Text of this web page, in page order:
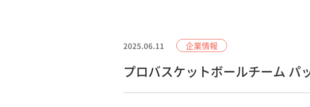
2025.06.11 企業情報
プロバスケットボールチーム パ